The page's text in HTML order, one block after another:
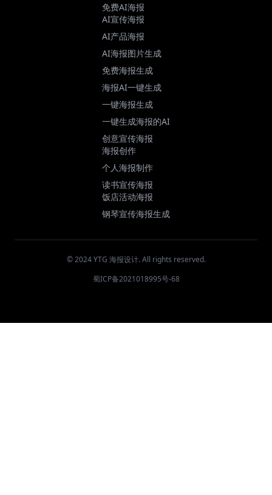
免费AI海报
AI宣传海报
AI产品海报
AI海报图片生成
免费海报生成
海报AI一键生成
一键海报生成
一键生成海报的AI
创意宣传海报
海报创作
个人海报制作
读书宣传海报
饭店活动海报
钢琴宣传海报生成
© 2024 YTG 海报设计. All rights reserved.
蜀ICP备2021018995号-68